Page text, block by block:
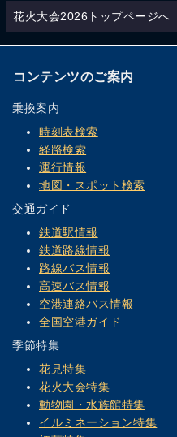
花火大会2026トップページへ
コンテンツのご案内
乗換案内
時刻表検索
経路検索
運行情報
地図・スポット検索
交通ガイド
鉄道駅情報
鉄道路線情報
路線バス情報
高速バス情報
空港連絡バス情報
全国空港ガイド
季節特集
花見特集
花火大会特集
動物園・水族館特集
イルミネーション特集